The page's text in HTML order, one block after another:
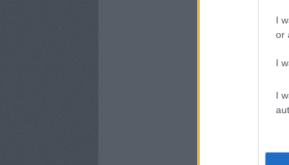
I
or
I
I